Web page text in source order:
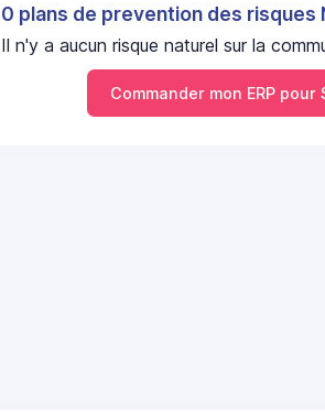
0 plans de prevention des risques
Il n'y a aucun risque naturel sur la
Commander mon ERP pour